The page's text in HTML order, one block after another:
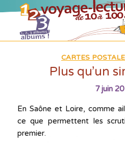
CARTES
Plus qu’un
7 juin
En Saône et Loire, comme
ce que permettent les
premier.